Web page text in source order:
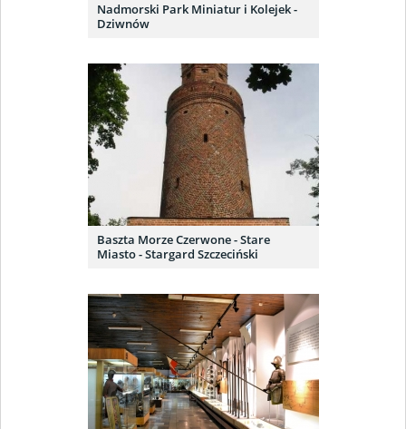
Nadmorski Park Miniatur i Kolejek -
Dziwnów
Baszta Morze Czerwone - Stare
Miasto - Stargard Szczeciński